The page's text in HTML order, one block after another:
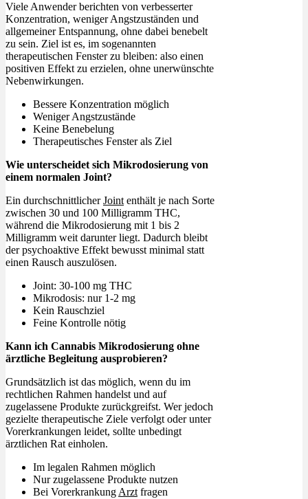
Viele Anwender berichten von verbesserter
Konzentration, weniger Angstzuständen und
allgemeiner Entspannung, ohne dabei benebelt
zu sein. Ziel ist es, im sogenannten
therapeutischen Fenster zu bleiben: also einen
positiven Effekt zu erzielen, ohne unerwünschte
Nebenwirkungen.
Bessere Konzentration möglich
Weniger Angstzustände
Keine Benebelung
Therapeutisches Fenster als Ziel
Wie unterscheidet sich Mikrodosierung von
einem normalen Joint?
Ein durchschnittlicherJoint enthält je nach Sorte
zwischen 30 und 100 Milligramm THC,
während die Mikrodosierung mit 1 bis 2
Milligramm weit darunter liegt. Dadurch bleibt
der psychoaktive Effekt bewusst minimal statt
einen Rausch auszulösen.
Joint: 30-100 mg THC
Mikrodosis: nur 1-2 mg
Kein Rauschziel
Feine Kontrolle nötig
Kann ich Cannabis Mikrodosierung ohne
ärztliche Begleitung ausprobieren?
Grundsätzlich ist das möglich, wenn du im
rechtlichen Rahmen handelst und auf
zugelassene Produkte zurückgreifst. Wer jedoch
gezielte therapeutische Ziele verfolgt oder unter
Vorerkrankungen leidet, sollte unbedingt
ärztlichen Rat einholen.
Im legalen Rahmen möglich
Nur zugelassene Produkte nutzen
Bei Vorerkrankung Arzt fragen